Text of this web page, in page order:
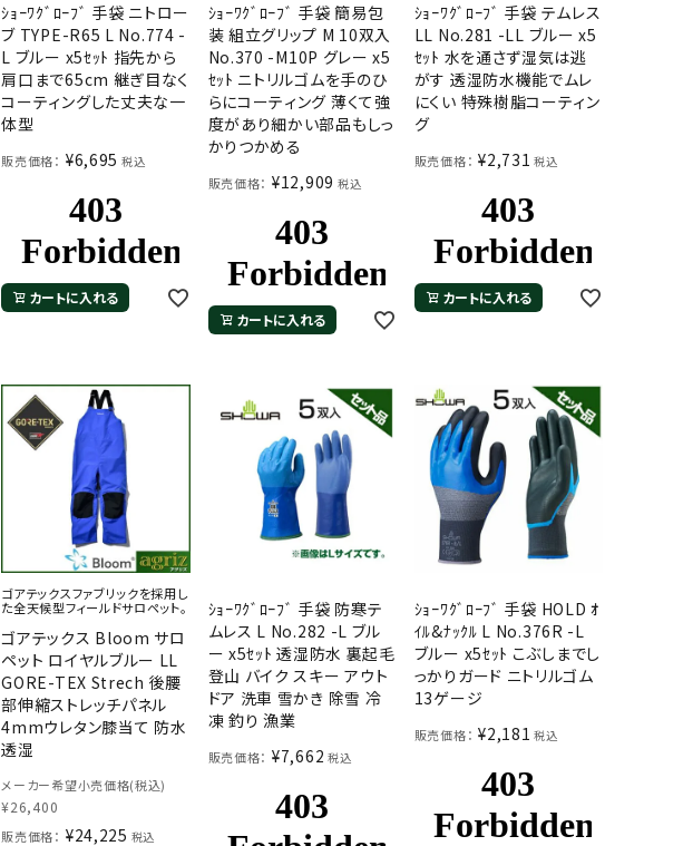
ｼｮｰﾜｸﾞﾛｰﾌﾞ 手袋 ニトロー
ブ TYPE-R65 L No.774 -
L ブルー x5ｾｯﾄ 指先から
肩口まで65cm 継ぎ目なく
コーティングした丈夫な一
体型
販売価格： ¥6,695 税込
カートに入れる
ｼｮｰﾜｸﾞﾛｰﾌﾞ 手袋 簡易包
装 組立グリップ M 10双入
No.370 -M10P グレー x5
ｾｯﾄ ニトリルゴムを手のひ
らにコーティング 薄くて強
度があり細かい部品もしっ
かりつかめる
販売価格： ¥12,909 税込
カートに入れる
ｼｮｰﾜｸﾞﾛｰﾌﾞ 手袋 テムレス
LL No.281 -LL ブルー x5
ｾｯﾄ 水を通さず湿気は逃
がす 透湿防水機能でムレ
にくい 特殊樹脂コーティン
グ
販売価格： ¥2,731 税込
カートに入れる
ゴアテックスファブリックを採用し
た全天候型フィールドサロペット。
ゴアテックス Bloom サロ
ペット ロイヤルブルー LL
GORE-TEX Strech 後腰
部伸縮ストレッチパネル
4mmウレタン膝当て 防水
透湿
メーカー希望小売価格(税込)
¥26,400
販売価格： ¥24,225 税込
ｼｮｰﾜｸﾞﾛｰﾌﾞ 手袋 防寒テ
ムレス L No.282 -L ブル
ー x5ｾｯﾄ 透湿防水 裏起毛
登山 バイク スキー アウト
ドア 洗車 雪かき 除雪 冷
凍 釣り 漁業
販売価格： ¥7,662 税込
ｼｮｰﾜｸﾞﾛｰﾌﾞ 手袋 HOLD ｵ
ｲﾙ&ﾅｯｸﾙ L No.376R -L
ブルー x5ｾｯﾄ こぶしまでし
っかりガード ニトリルゴム
13ゲージ
販売価格： ¥2,181 税込